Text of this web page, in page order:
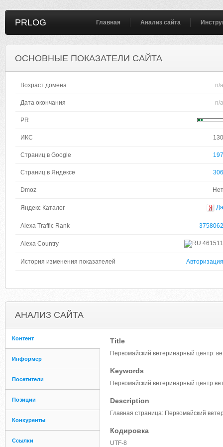
PRLOG Главная Анализ сайта
ОСНОВНЫЕ ПОКАЗАТЕЛИ САЙТА
Возраст домена n/a
Дата окончания n/a
PR
ИКС 130
Страниц в Google 197
Страниц в Яндексе 306
Dmoz Нет
Яндекс Каталог Да
Alexa Traffic Rank 3758062
Alexa Country 461511
История изменения показателей Авторизация
АНАЛИЗ САЙТА
Контент
Информер
Посетители
Позиции
Конкуренты
Ссылки
Title
Первомайский ветеринарный центр:
Keywords
Первомайский ветеринарный центр
Description
Главная страница: Первомайский
Кодировка
UTF-8